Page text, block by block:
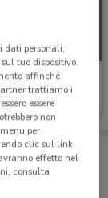
vicino a te,
comodamente
dati personali,
tuo dispositivo.
affinché
trattiamo i
essere
non
per
clic sul link
effetto nel
consulta